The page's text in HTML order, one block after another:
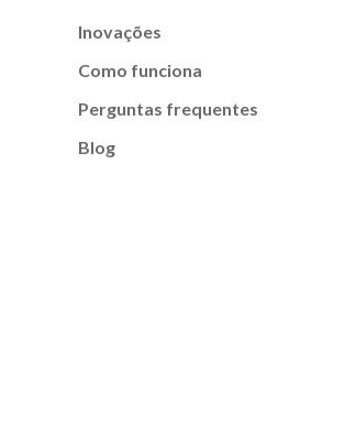
Inovações
Como funciona
Perguntas frequentes
Blog